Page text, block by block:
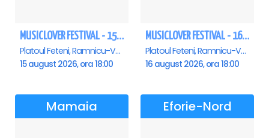
MUSICLOVER FESTIVAL - 15 AUGUST - CONNECT-R, DELIA, RON HEWITT, NICKI M, AURIKA
Platoul Feteni, Ramnicu-Valcea
15 august 2026, ora 18:00
MUSICLOVER FESTIVAL - 16 AUGUST - LEO DE LA ROSIORI SI MARCEL STEFANET & ETHNO REPUBLIC, TUDOR DEEJAY, VARER
Platoul Feteni, Ramnicu-Valcea
16 august 2026, ora 18:00
Mamaia Eforie-Nord